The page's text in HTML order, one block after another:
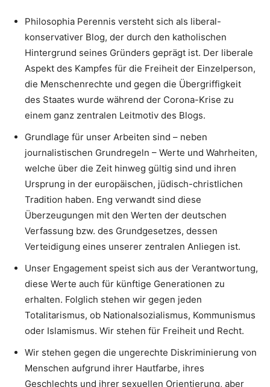
Philosophia Perennis versteht sich als liberal-
konservativer Blog, der durch den katholischen
Hintergrund seines Gründers geprägt ist. Der liberale
Aspekt des Kampfes für die Freiheit der Einzelperson,
die Menschenrechte und gegen die Übergriffigkeit
des Staates wurde während der Corona-Krise zu
einem ganz zentralen Leitmotiv des Blogs.
Grundlage für unser Arbeiten sind – neben
journalistischen Grundregeln – Werte und Wahrheiten,
welche über die Zeit hinweg gültig sind und ihren
Ursprung in der europäischen, jüdisch-christlichen
Tradition haben. Eng verwandt sind diese
Überzeugungen mit den Werten der deutschen
Verfassung bzw. des Grundgesetzes, dessen
Verteidigung eines unserer zentralen Anliegen ist.
Unser Engagement speist sich aus der Verantwortung,
diese Werte auch für künftige Generationen zu
erhalten. Folglich stehen wir gegen jeden
Totalitarismus, ob Nationalsozialismus, Kommunismus
oder Islamismus. Wir stehen für Freiheit und Recht.
Wir stehen gegen die ungerechte Diskriminierung von
Menschen aufgrund ihrer Hautfarbe, ihres
Geschlechts und ihrer sexuellen Orientierung, aber